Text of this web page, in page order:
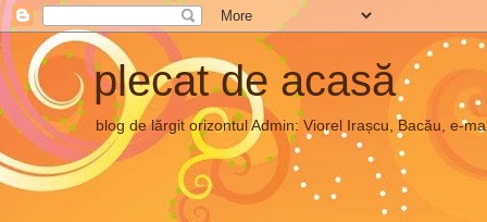
plecat de acasă
blog de lărgit orizontul Admin: Viorel Irașcu, Bacău, e-